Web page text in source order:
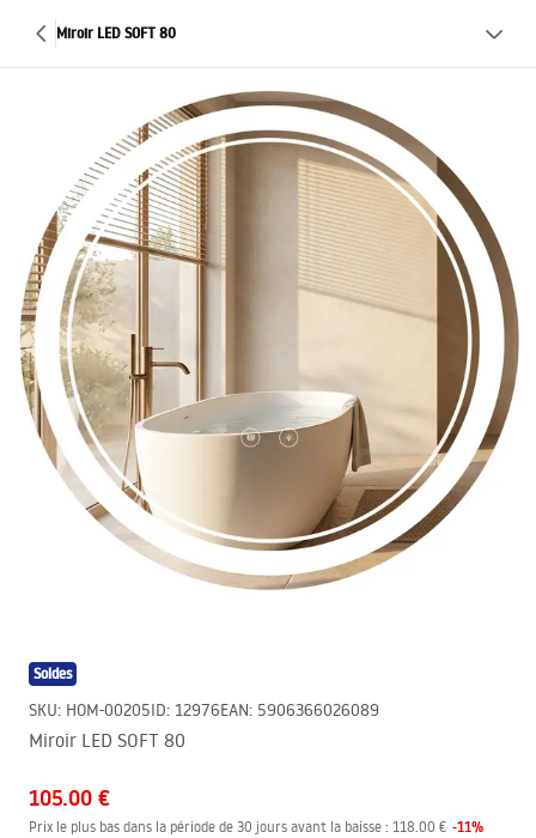
Miroir LED SOFT 80
Soldes
SKU: HOM-00205ID: 12976EAN: 5906366026089
Miroir LED SOFT 80
105.00 €
Prix le plus bas dans la période de 30 jours avant la baisse : 118.00 € -11%